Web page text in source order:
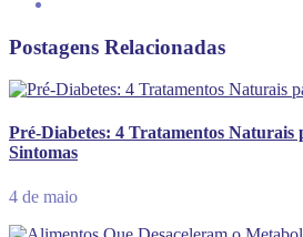
Postagens Relacionadas
Pré-Diabetes: 4 Tratamentos Naturais
Sintomas
4 de maio